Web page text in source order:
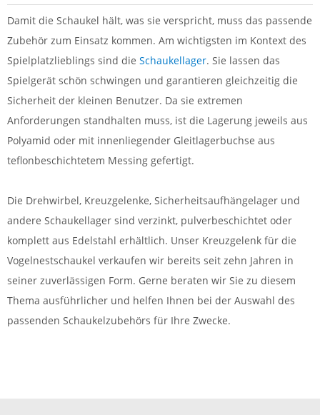
Damit die Schaukel hält, was sie verspricht, muss das passende
Zubehör zum Einsatz kommen. Am wichtigsten im Kontext des
Spielplatzlieblings sind die Schaukellager. Sie lassen das
Spielgerät schön schwingen und garantieren gleichzeitig die
Sicherheit der kleinen Benutzer. Da sie extremen
Anforderungen standhalten muss, ist die Lagerung jeweils aus
Polyamid oder mit innenliegender Gleitlagerbuchse aus
teflonbeschichtetem Messing gefertigt.
Die Drehwirbel, Kreuzgelenke, Sicherheitsaufhängelager und
andere Schaukellager sind verzinkt, pulverbeschichtet oder
komplett aus Edelstahl erhältlich. Unser Kreuzgelenk für die
Vogelnestschaukel verkaufen wir bereits seit zehn Jahren in
seiner zuverlässigen Form. Gerne beraten wir Sie zu diesem
Thema ausführlicher und helfen Ihnen bei der Auswahl des
passenden Schaukelzubehörs für Ihre Zwecke.